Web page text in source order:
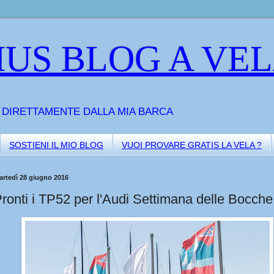
BLOG A
DALLA MIA BARCA
SOSTIENI IL MIO BLOG VUOI PROVARE GRATIS LA VELA ?
28 giugno 2016
i TP52 per l'Audi Settimana delle Bocche